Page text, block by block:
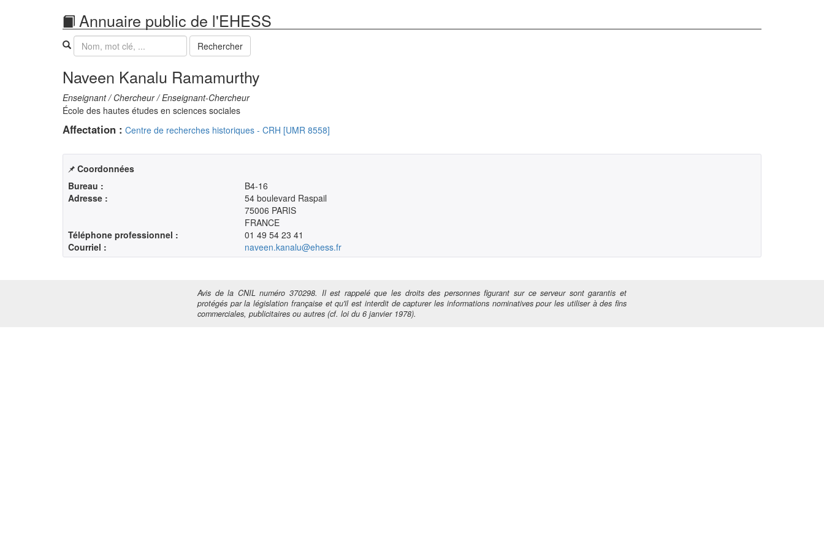
Annuaire public de l'EHESS
Recherche Rechercher
Naveen Kanalu Ramamurthy
Enseignant / Chercheur / Enseignant-Chercheur
École des hautes études en sciences sociales
Affectation : Centre de recherches historiques - CRH [UMR 8558]
Coordonnées
Bureau :
B4-16
Adresse :
54 boulevard Raspail
75006 PARIS
FRANCE
Téléphone professionnel :
01 49 54 23 41
Courriel :
naveen.kanalu@ehess.fr
Avis de la CNIL numéro 370298. Il est rappelé que les droits des personnes figurant sur ce serveur sont garantis et
protégés par la législation française et qu'il est interdit de capturer les informations nominatives pour les utiliser à des fins
commerciales, publicitaires ou autres (cf. loi du 6 janvier 1978).